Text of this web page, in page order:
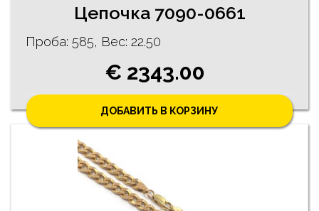
Цепочка 7090-0661
Проба: 585, Bес: 22.50
€ 2343.00
ДОБАВИТЬ В КОРЗИНУ